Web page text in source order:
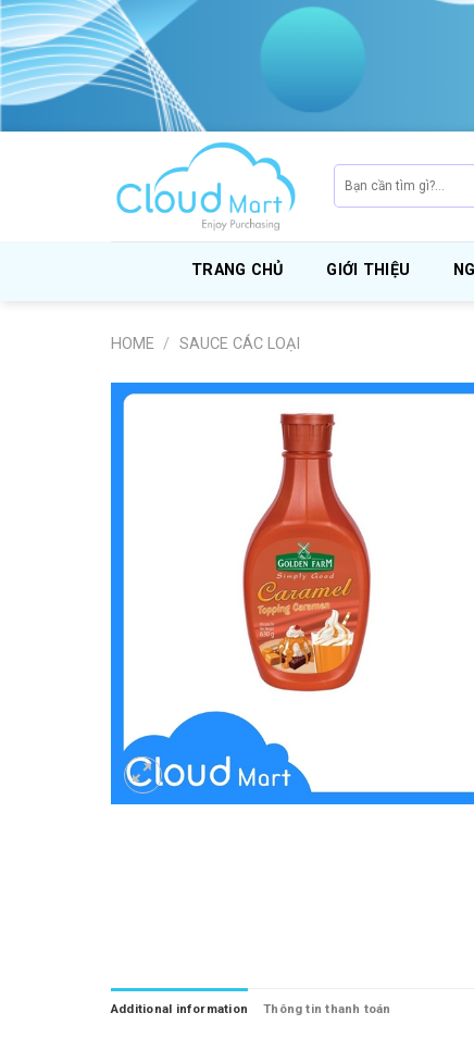
Skip
to
content
for:
TRANG CHỦ GIỚI THIỆU
HOME / SAUCE CÁC LOẠI
Additional information Thông tin thanh toán